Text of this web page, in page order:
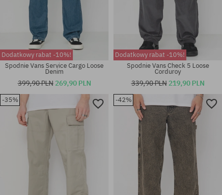
Dostępne rozmiary:
32; 33
Dostępne rozmiary:
28; 29; 30; 31; 32; 33; 34
Dodatkowy rabat -10%!
Spodnie Vans Service Cargo Loose
Denim
399,90 PLN 269,90 PLN
Dodatkowy rabat -10%!
Spodnie Vans Check 5 Loose
Corduroy
339,90 PLN 219,90 PLN
-35% -42%